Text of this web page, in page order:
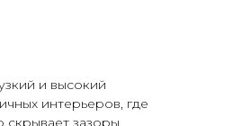
и высокий
интерьеров, где
скрывает зазоры,